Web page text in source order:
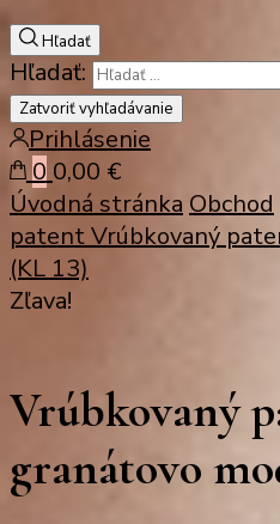
Hľadať
Hľadať:
Zatvoriť vyhľadávanie
Prihlásenie
0 0,00 €
Úvodná stránka Obchod
patentVrúbkovaný
(KL 13)
Zľava!
Vrúbkovaný
granátovo